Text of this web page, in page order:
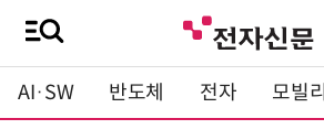
AI·SW 반도체 전자 모빌